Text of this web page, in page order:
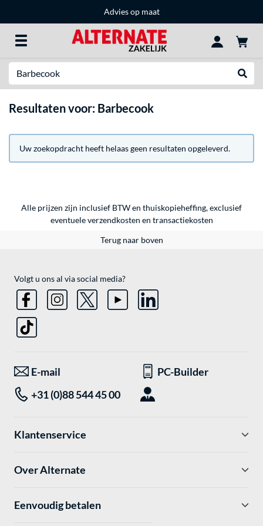
Advies op maat
Resultaten voor: Barbecook
Uw zoekopdracht heeft helaas geen resultaten opgeleverd.
Alle prijzen zijn inclusief BTW en thuiskopieheffing, exclusief
eventueleverzendkosten en transactiekosten
Terug naar boven
Volgt u ons al via social media?
E-mail
PC-Builder
+31 (0)88 544 45 00
Klantenservice
Over Alternate
Eenvoudig betalen